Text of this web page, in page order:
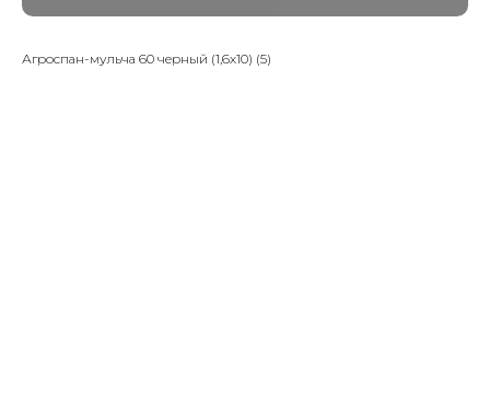
Агроспан-мульча 60 черный (1,6х10) (5)